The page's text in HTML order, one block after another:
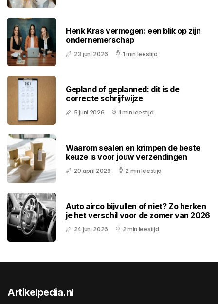
Henk Kras vermogen: een blik op zijn
ondernemerschap
23 juni 2026 1 min leestijd
Gepland of geplanned: dit is de
correcte schrijfwijze
5 juni 2026 1 min leestijd
Waarom sealen en krimpen de beste
keuze is voor jouw verzendingen
29 april 2026 2 min leestijd
Auto airco bijvullen of niet? Zo herken
je het verschil voor de zomer van 2026
24 juni 2026 2 min leestijd
Artikelpedia.nl